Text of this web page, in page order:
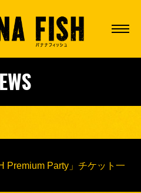
Premium Party」チケット一